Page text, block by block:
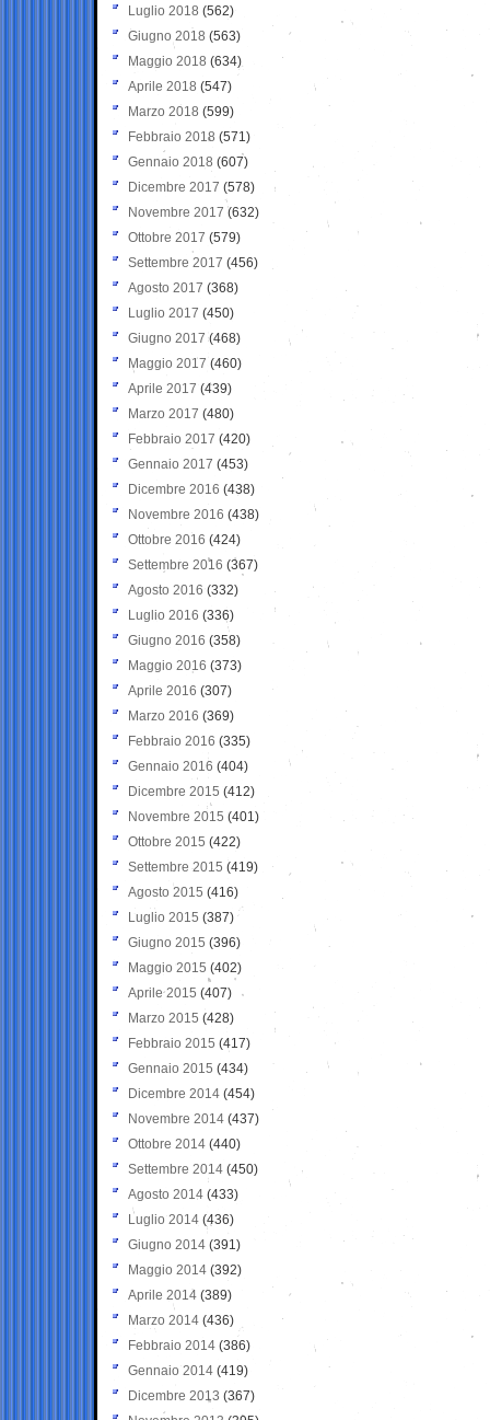
Luglio 2018 (562)
Giugno 2018 (563)
Maggio 2018 (634)
Aprile 2018 (547)
Marzo 2018 (599)
Febbraio 2018 (571)
Gennaio 2018 (607)
Dicembre 2017 (578)
Novembre 2017 (632)
Ottobre 2017 (579)
Settembre 2017 (456)
Agosto 2017 (368)
Luglio 2017 (450)
Giugno 2017 (468)
Maggio 2017 (460)
Aprile 2017 (439)
Marzo 2017 (480)
Febbraio 2017 (420)
Gennaio 2017 (453)
Dicembre 2016 (438)
Novembre 2016 (438)
Ottobre 2016 (424)
Settembre 2016 (367)
Agosto 2016 (332)
Luglio 2016 (336)
Giugno 2016 (358)
Maggio 2016 (373)
Aprile 2016 (307)
Marzo 2016 (369)
Febbraio 2016 (335)
Gennaio 2016 (404)
Dicembre 2015 (412)
Novembre 2015 (401)
Ottobre 2015 (422)
Settembre 2015 (419)
Agosto 2015 (416)
Luglio 2015 (387)
Giugno 2015 (396)
Maggio 2015 (402)
Aprile 2015 (407)
Marzo 2015 (428)
Febbraio 2015 (417)
Gennaio 2015 (434)
Dicembre 2014 (454)
Novembre 2014 (437)
Ottobre 2014 (440)
Settembre 2014 (450)
Agosto 2014 (433)
Luglio 2014 (436)
Giugno 2014 (391)
Maggio 2014 (392)
Aprile 2014 (389)
Marzo 2014 (436)
Febbraio 2014 (386)
Gennaio 2014 (419)
Dicembre 2013 (367)